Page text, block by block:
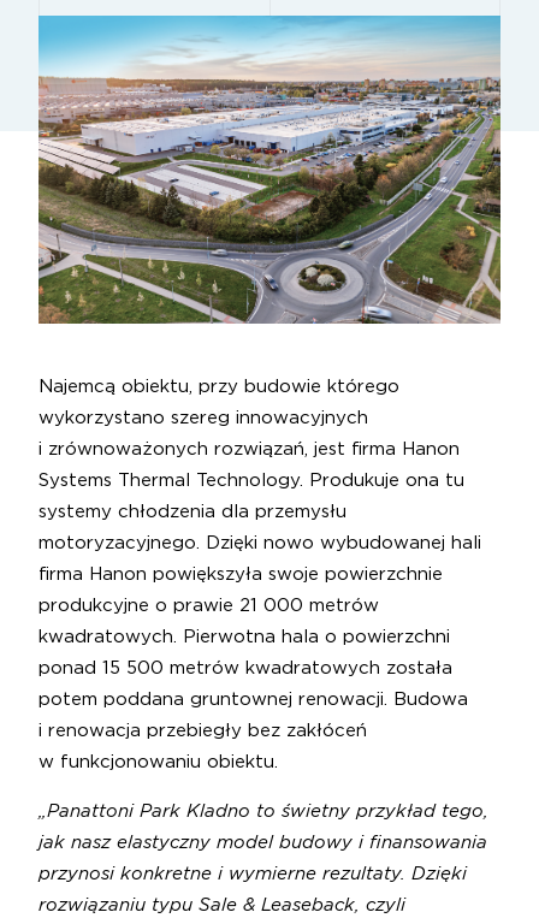
Najemcą obiektu, przy budowie którego
wykorzystano szereg innowacyjnych
i zrównoważonych rozwiązań, jest firma Hanon
Systems Thermal Technology. Produkuje ona tu
systemy chłodzenia dla przemysłu
motoryzacyjnego. Dzięki nowo wybudowanej hali
firma Hanon powiększyła swoje powierzchnie
produkcyjne o prawie 21 000 metrów
kwadratowych. Pierwotna hala o powierzchni
ponad 15 500 metrów kwadratowych została
potem poddana gruntownej renowacji. Budowa
i renowacja przebiegły bez zakłóceń
w funkcjonowaniu obiektu.
„Panattoni Park Kladno to świetny przykład tego,
jak nasz elastyczny model budowy i finansowania
przynosi konkretne i wymierne rezultaty. Dzięki
rozwiązaniu typu Sale & Leaseback, czyli